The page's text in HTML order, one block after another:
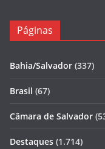
Páginas
Bahia/Salvador (337)
Brasil (67)
Câmara de Salvador
Destaques (1.714)